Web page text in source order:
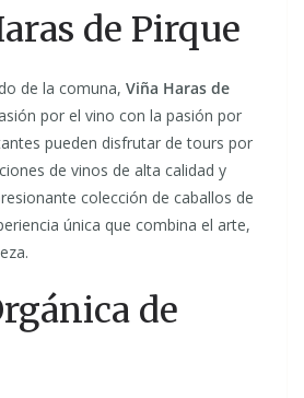
de Pirque
de la comuna, Viña Haras de
por el vino con la pasión por
pueden disfrutar de tours por
de vinos de alta calidad y
colección de caballos de
única que combina el arte,
de